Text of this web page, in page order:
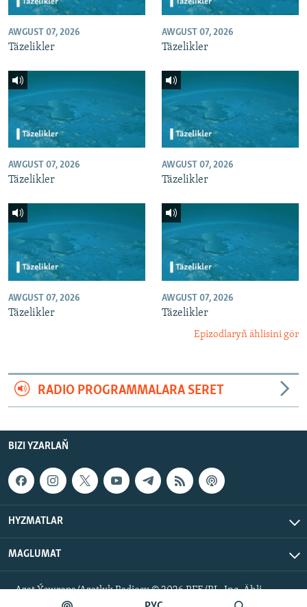
AWGUST 07, 2026
Täzelikler
AWGUST 07, 2026
Täzelikler
AWGUST 07, 2026
Täzelikler
AWGUST 07, 2026
Täzelikler
AWGUST 07, 2026
Täzelikler
AWGUST 07, 2026
Täzelikler
Epizodlaryň ählisini gör
RADIO PROGRAMMALARA SERET
BIZI YZARLAŇ
HYZMATLAR
MAGLUMAT
Azat Ýewropa/Azatlyk Radiosy © 2026 RFE/RL, Inc. Ähli
hukuklar goralan.